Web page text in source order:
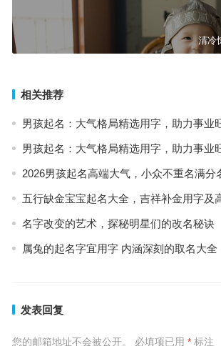
清冷
相关推荐
男孩起名：大气格局精选用字，助力事业
男孩起名：大气格局精选用字，助力事业
2026男孩起名高端大气，小众不重名满分
五行缺金宝宝起名大全，吉祥补金用字及
名字改变的艺术，探秘明星们的改名秘诀
属兔的起名字宜用字 内涵深刻的取名大全
发表回复
您的邮箱地址不会被公开。 必填项已用 *标注